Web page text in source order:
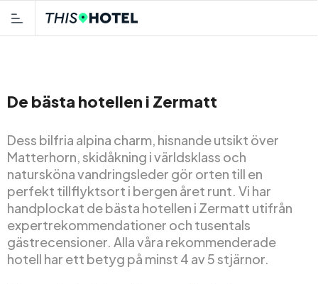
De bästa hotellen i Zermatt
Dess bilfria alpina charm, hisnande utsikt över
Matterhorn, skidåkning i världsklass och
natursköna vandringsleder gör orten till en
perfekt tillflyktsort i bergen året runt. Vi har
handplockat de bästa hotellen i Zermatt utifrån
expertrekommendationer och tusentals
gästrecensioner. Alla våra rekommenderade
hotell har ett betyg på minst 4 av 5 stjärnor.